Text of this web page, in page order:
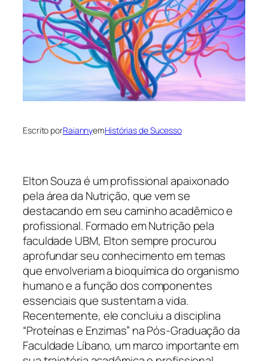
Escrito porRaiannyemHistórias de Sucesso
Elton Souza é um profissional apaixonado
pela área da Nutrição, que vem se
destacando em seu caminho acadêmico e
profissional. Formado em Nutrição pela
faculdade UBM, Elton sempre procurou
aprofundar seu conhecimento em temas
que envolveriam a bioquímica do organismo
humano e a função dos componentes
essenciais que sustentam a vida.
Recentemente, ele concluiu a disciplina
“Proteínas e Enzimas” na Pós-Graduação da
Faculdade Líbano, um marco importante em